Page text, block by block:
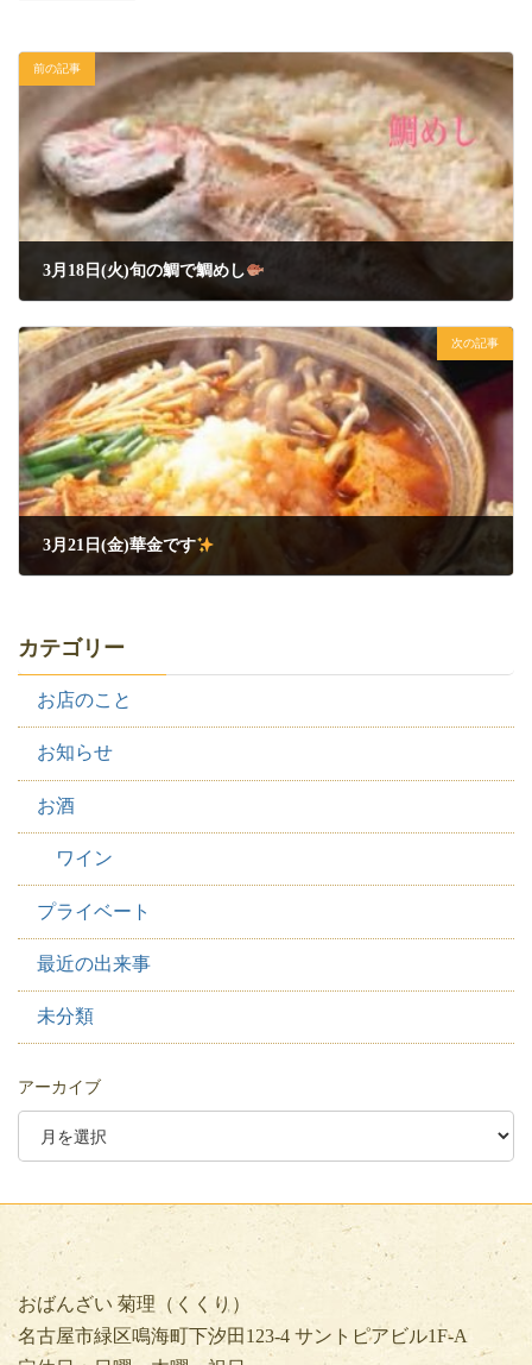
前の記事
3月18日(火)旬の鯛で鯛めし
次の記事
3月21日(金)華金です
カテゴリー
お店のこと
お知らせ
お酒
ワイン
プライベート
最近の出来事
未分類
アーカイブ
おばんざい 菊理（くくり）
名古屋市緑区鳴海町下汐田123-4 サントピアビル1F-A